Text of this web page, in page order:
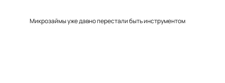
Микрозаймы уже давно перестали быть инструментом